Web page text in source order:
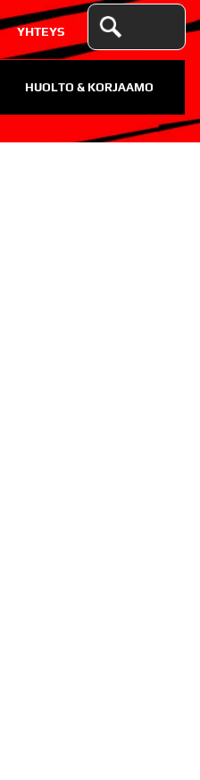
YHTEYS
HUOLTO & KORJAAMO